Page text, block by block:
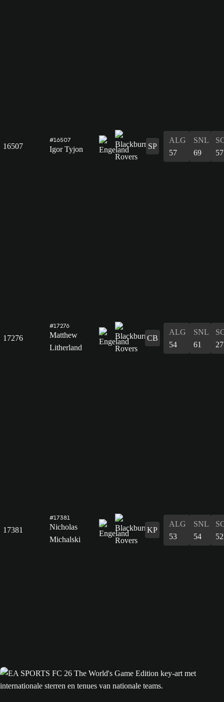
16507
#16507
Igor Tyjon SP
ALG
57
SNL
69
57
17276
#17276
Matthew
Litherland
CB
ALG
54
SNL
61
27
17381
#17381
Nicholas
Michalski
KP
ALG
53
SNL
54
52